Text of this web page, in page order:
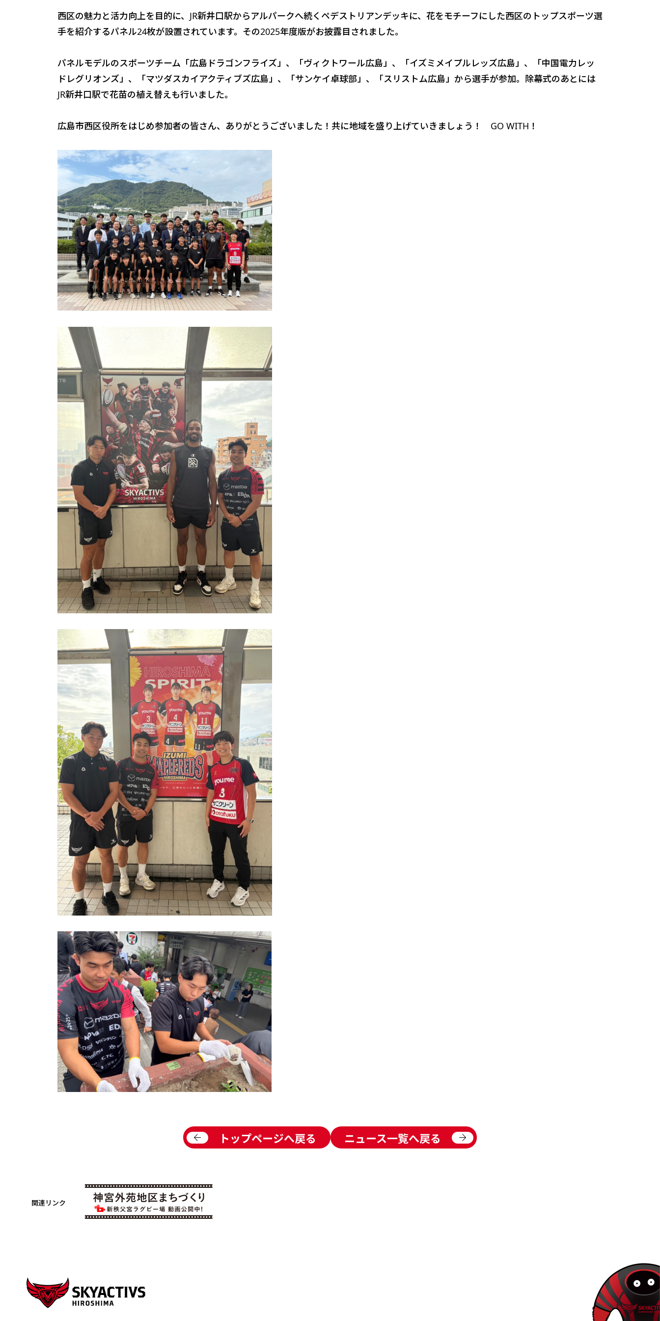
西区の魅力と活力向上を目的に、JR新井口駅からアルパークへ続くペデストリアンデッキに、花をモチーフにした西区のトップスポーツ選
手を紹介するパネル24枚が設置されています。その2025年度版がお披露目されました。
パネルモデルのスポーツチーム「広島ドラゴンフライズ」、「ヴィクトワール広島」、「イズミメイプルレッズ広島」、「中国電力レッ
ドレグリオンズ」、「マツダスカイアクティブズ広島」、「サンケイ卓球部」、「スリストム広島」から選手が参加。除幕式のあとには
JR新井口駅で花苗の植え替えも行いました。
広島市西区役所をはじめ参加者の皆さん、ありがとうございました！共に地域を盛り上げていきましょう！ GO WITH！
arrow_back トップページへ戻る ニュース一覧へ戻る arrow_forward
関連リンク